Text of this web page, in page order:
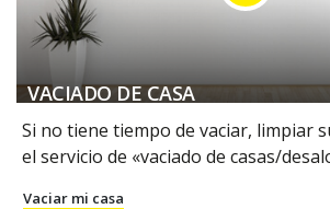
VACIADO DE CASA
Si no tiene tiempo de vaciar, limpiar
el servicio de «vaciado de casas/
Vaciar mi casa